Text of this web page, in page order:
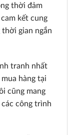
thời đảm
kết cung
thời gian ngắn
tranh nhất
hàng tại
cũng mang
công trình